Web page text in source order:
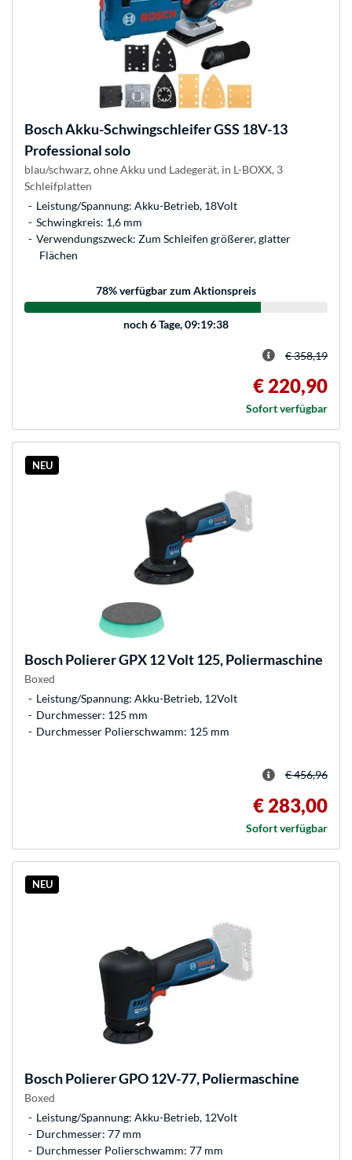
BoschAkku-Schwingschleifer GSS 18V-13
Professional solo
blau/schwarz, ohne Akku und Ladegerät, in L-BOXX, 3
Schleifplatten
Leistung/Spannung: Akku-Betrieb, 18Volt
Schwingkreis: 1,6 mm
Verwendungszweck: Zum Schleifen größerer, glatter
Flächen
78% verfügbar zum Aktionspreis
noch6 Tage, 09:19:38
€ 358,19
€ 220,90
Sofort verfügbar
NEU
BoschPolierer GPX 12 Volt 125, Poliermaschine
Boxed
Leistung/Spannung: Akku-Betrieb, 12Volt
Durchmesser: 125 mm
Durchmesser Polierschwamm: 125 mm
€ 456,96
€ 283,00
Sofort verfügbar
NEU
BoschPolierer GPO 12V-77, Poliermaschine
Boxed
Leistung/Spannung: Akku-Betrieb, 12Volt
Durchmesser: 77 mm
Durchmesser Polierschwamm: 77 mm